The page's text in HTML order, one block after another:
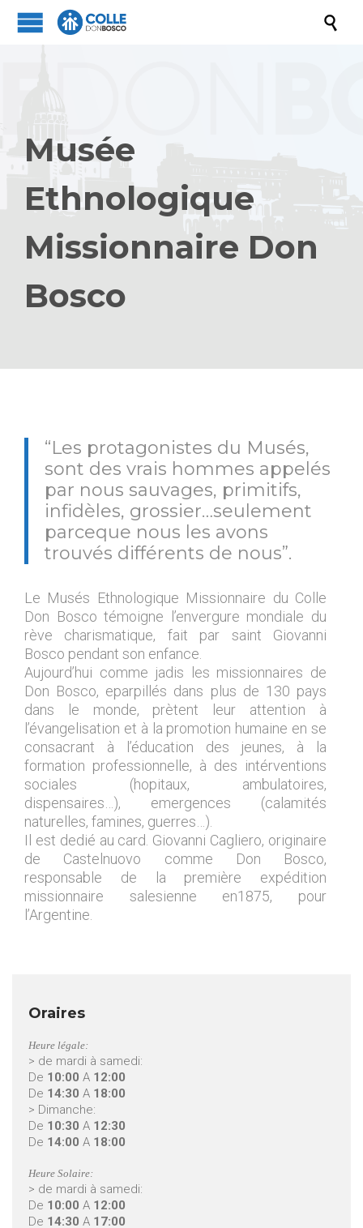

Musée
Ethnologique
Missionnaire Don
Bosco
“Les protagonistes du Musés,
sont des vrais hommes appelés
par nous sauvages, primitifs,
infidèles, grossier…seulement
parceque nous les avons
trouvés différents de nous”.
Le Musés Ethnologique Missionnaire du Colle
Don Bosco témoigne l’envergure mondiale du
rève charismatique, fait par saint Giovanni
Bosco pendant son enfance.
Aujourd’hui comme jadis les missionnaires de
Don Bosco, eparpillés dans plus de 130 pays
dans le monde, prètent leur attention à
l’évangelisation et à la promotion humaine en se
consacrant à l’éducation des jeunes, à la
formation professionnelle, à des intérventions
sociales (hopitaux, ambulatoires,
dispensaires…), emergences (calamités
naturelles, famines, guerres…).
Il est dedié au card. Giovanni Cagliero, originaire
de Castelnuovo comme Don Bosco,
responsable de la première expédition
missionnaire salesienne en1875, pour
l’Argentine.
Oraires
Heure légale:
> de mardi à samedi:
De 10:00 A 12:00
De 14:30 A 18:00
> Dimanche:
De 10:30 A 12:30
De 14:00 A 18:00
Heure Solaire:
> de mardi à samedi:
De 10:00 A 12:00
De 14:30 A 17:00